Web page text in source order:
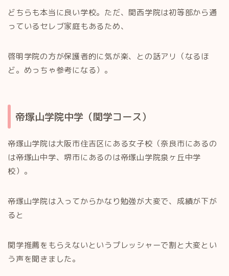
どちらも本当に良い学校。ただ、関西学院は初等部から通
っているセレブ家庭もあるため、
啓明学院の方が保護者的に気が楽、との話アリ（なるほ
ど。めっちゃ参考になる）。
帝塚山学院中学（関学コース）
帝塚山学院は大阪市住吉区にある女子校（奈良市にあるの
は帝塚山中学、堺市にあるのは帝塚山学院泉ヶ丘中学
校）。
帝塚山学院は入ってからかなり勉強が大変で、成績が下が
ると
関学推薦をもらえないというプレッシャーで割と大変とい
う声を聞きました。